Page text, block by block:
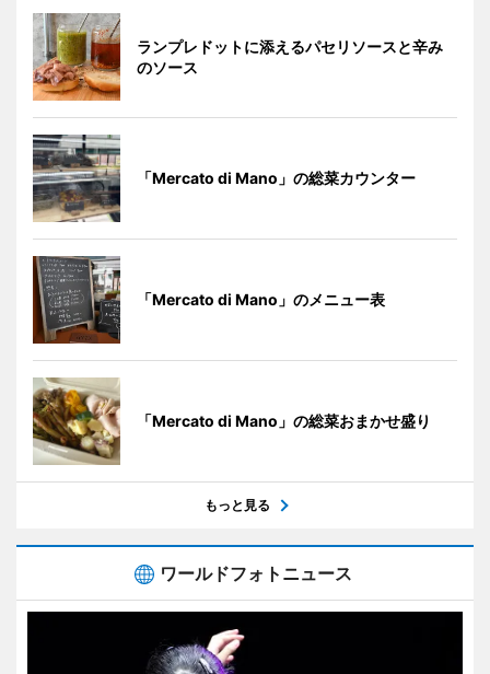
ランプレドットに添えるパセリソースと辛み
のソース
「Mercato di Mano」の総菜カウンター
「Mercato di Mano」のメニュー表
「Mercato di Mano」の総菜おまかせ盛り
もっと見る
ワールドフォトニュース